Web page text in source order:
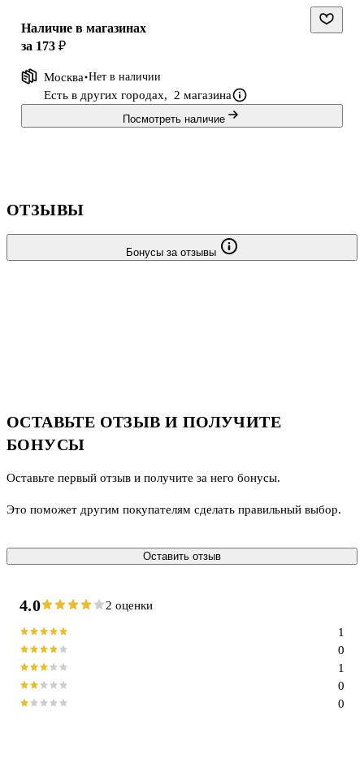
Наличие в магазинах
за 173 ₽
Москва Нет в наличии
Есть в других городах, 2 магазина
Посмотреть наличие
ОТЗЫВЫ
Бонусы за отзывы
ОСТАВЬТЕ ОТЗЫВ И ПОЛУЧИТЕ
БОНУСЫ
Оставьте первый отзыв и получите за него бонусы.
Это поможет другим покупателям сделать правильный выбор.
Оставить отзыв
4.0 2 оценки
0
0
1
0
1